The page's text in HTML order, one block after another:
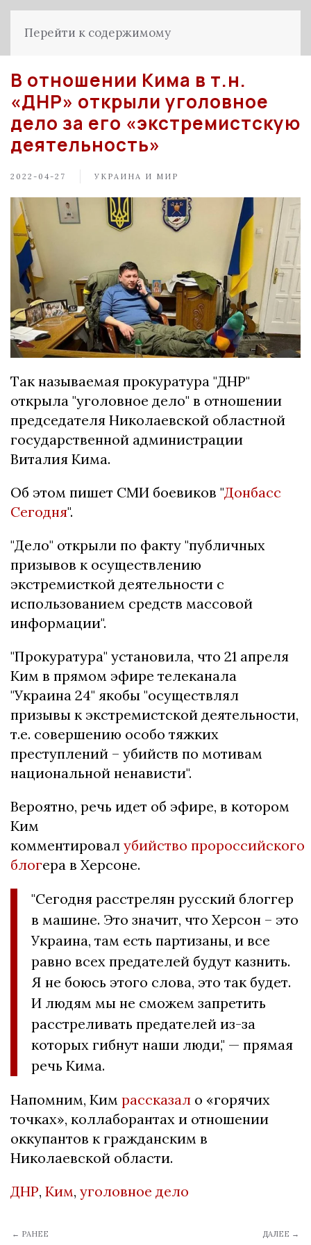
Перейти к содержимому
В отношении Кима в т.н.
«ДНР» открыли уголовное
дело за его «экстремистскую
деятельность»
2022-04-27 УКРАИНА И МИР
Так называемая прокуратура "ДНР"
открыла "уголовное дело" в отношении
председателя Николаевской областной
государственной администрации
Виталия Кима.
Об этом пишет СМИ боевиков "Донбасс
Сегодня".
"Дело" открыли по факту "публичных
призывов к осуществлению
экстремисткой деятельности с
использованием средств массовой
информации".
"Прокуратура" установила, что 21 апреля
Ким в прямом эфире телеканала
"Украина 24" якобы "осуществлял
призывы к экстремистской деятельности,
т.е. совершению особо тяжких
преступлений – убийств по мотивам
национальной ненависти".
Вероятно, речь идет об эфире, в котором
Ким
комментировал убийство пророссийского
блогера в Херсоне.
"Сегодня расстрелян русский блоггер
в машине. Это значит, что Херсон – это
Украина, там есть партизаны, и все
равно всех предателей будут казнить.
Я не боюсь этого слова, это так будет.
И людям мы не сможем запретить
расстреливать предателей из-за
которых гибнут наши люди," — прямая
речь Кима.
Напомним, Ким рассказал о «горячих
точках», коллаборантах и отношении
оккупантов к гражданским в
Николаевской области.
ДНР, Ким, уголовное дело
← РАНЕЕ ДАЛЕЕ →